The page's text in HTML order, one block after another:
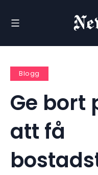
Blogg
Ge bort
att få